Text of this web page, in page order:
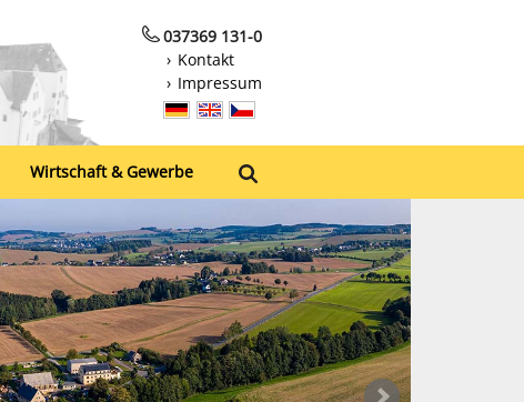
037369 131-0
Kontakt
Impressum
Wirtschaft & Gewerbe